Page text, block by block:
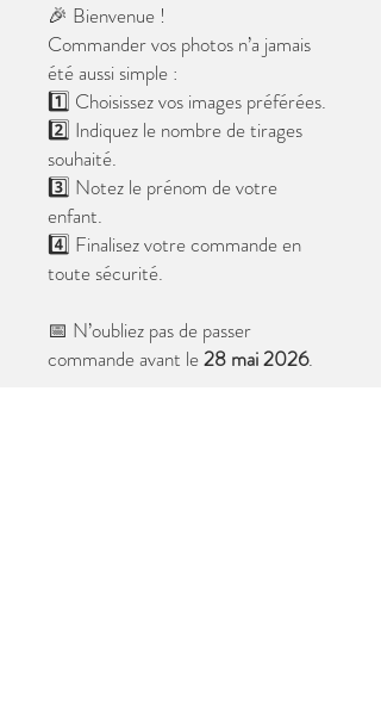
🎉 Bienvenue !
Commander vos photos n’a jamais
été aussi simple :
1️⃣ Choisissez vos images préférées.
2️⃣ Indiquez le nombre de tirages
souhaité.
3️⃣ Notez le prénom de votre
enfant.
4️⃣ Finalisez votre commande en
toute sécurité.
📅 N’oubliez pas de passer
commande avant le28 mai 2026.